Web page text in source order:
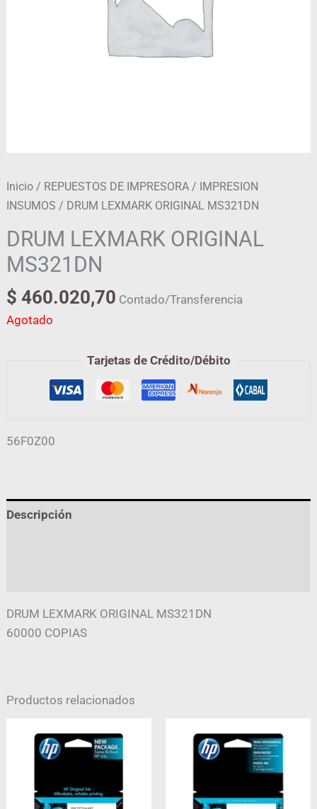
Inicio / REPUESTOS DE IMPRESORA / IMPRESION
INSUMOS / DRUM LEXMARK ORIGINAL MS321DN
DRUM LEXMARK ORIGINAL
MS321DN
$ 460.020,70 Contado/Transferencia
Agotado
Tarjetas de Crédito/Débito
56F0Z00
Descripción
DRUM LEXMARK ORIGINAL MS321DN
60000 COPIAS
Productos relacionados